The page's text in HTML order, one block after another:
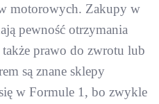
motorowych. Zakupy w
pewność otrzymania
prawo do zwrotu lub
są znane sklepy
w Formule 1, bo zwykle